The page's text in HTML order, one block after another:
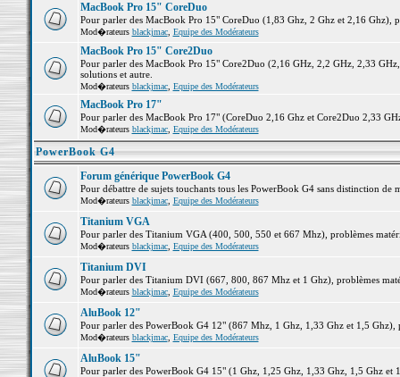
MacBook Pro 15" CoreDuo
Pour parler des MacBook Pro 15" CoreDuo (1,83 Ghz, 2 Ghz et 2,16 Ghz),
Mod�rateurs blackjmac, Equipe des Modérateurs
MacBook Pro 15" Core2Duo
Pour parler des MacBook Pro 15" Core2Duo (2,16 GHz, 2,2 GHz, 2,33
solutions et autre.
Mod�rateurs blackjmac, Equipe des Modérateurs
MacBook Pro 17"
Pour parler des MacBook Pro 17" (CoreDuo 2,16 Ghz et Core2Duo 2,33
Mod�rateurs blackjmac, Equipe des Modérateurs
PowerBook G4
Forum générique PowerBook G4
Pour débattre de sujets touchants tous les PowerBook G4 sans distinction de
Mod�rateurs blackjmac, Equipe des Modérateurs
Titanium VGA
Pour parler des Titanium VGA (400, 500, 550 et 667 Mhz), problèmes
Mod�rateurs blackjmac, Equipe des Modérateurs
Titanium DVI
Pour parler des Titanium DVI (667, 800, 867 Mhz et 1 Ghz), problèmes
Mod�rateurs blackjmac, Equipe des Modérateurs
AluBook 12"
Pour parler des PowerBook G4 12" (867 Mhz, 1 Ghz, 1,33 Ghz et 1,5 Ghz),
Mod�rateurs blackjmac, Equipe des Modérateurs
AluBook 15"
Pour parler des PowerBook G4 15" (1 Ghz, 1,25 Ghz, 1,33 Ghz, 1,5 Ghz et